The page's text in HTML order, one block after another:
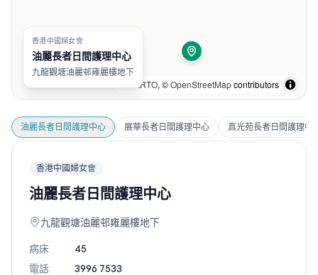
CARTO, ©OpenStreetMapcontributors
香港中國婦女會
油麗長者日間護理中心
九龍觀塘油麗邨雍麗樓地下
油麗長者日間護理中心 展華長者日間護理中心 真光苑長者日間護理中
香港中國婦女會
油麗長者日間護理中心
九龍觀塘油麗邨雍麗樓地下
病床
45
電話
3996 7533